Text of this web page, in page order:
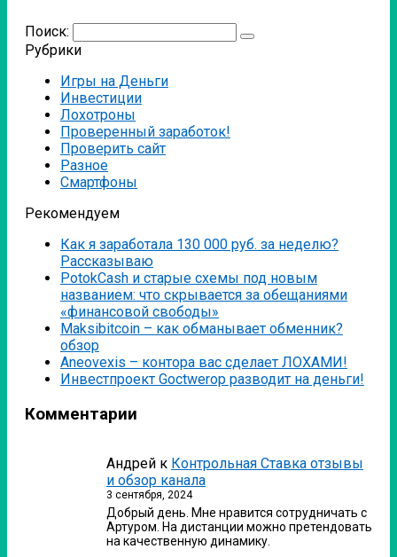
Поиск:
Рубрики
Игры на Деньги
Инвестиции
Лохотроны
Проверенный заработок!
Проверить сайт
Разное
Смартфоны
Рекомендуем
Как я заработала 130 000 руб. за неделю?
Рассказываю
PotokCash и старые схемы под новым
названием: что скрывается за обещаниями
«финансовой свободы»
Мaksibitcoin – как обманывает обменник?
обзор
Аneovexis – контора вас сделает ЛОХАМИ!
Инвестпроект Goctwerop разводит на деньги!
Комментарии
Андрей к Контрольная Ставка отзывы
и обзор канала
3 сентября, 2024
Добрый день. Мне нравится сотрудничать с
Артуром. На дистанции можно претендовать
на качественную динамику.